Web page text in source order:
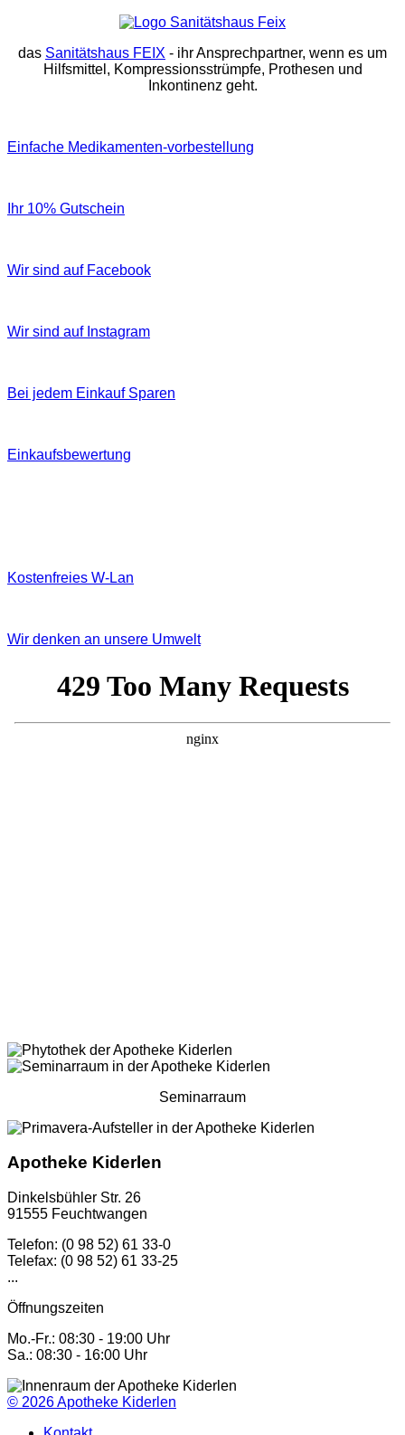
das Sanitätshaus FEIX - ihr Ansprechpartner, wenn es um
Hilfsmittel, Kompressionsstrümpfe, Prothesen und
Inkontinenz geht.
Einfache Medikamenten-vorbestellung
Ihr 10% Gutschein
Wir sind auf Facebook
Wir sind auf Instagram
Bei jedem Einkauf Sparen
Einkaufsbewertung
Kostenfreies W‐Lan
Wir denken an unsere Umwelt
Seminarraum
Apotheke Kiderlen
Dinkelsbühler Str. 26
91555 Feuchtwangen
Telefon: (0 98 52) 61 33-0
Telefax: (0 98 52) 61 33-25
...
Öffnungszeiten
Mo.-Fr.: 08:30 - 19:00 Uhr
Sa.: 08:30 - 16:00 Uhr
© 2026Apotheke Kiderlen